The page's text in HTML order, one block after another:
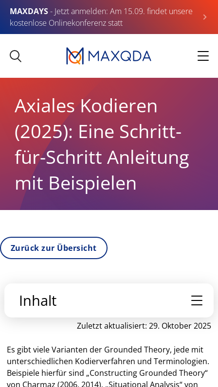
MAXDAYS- Jetzt anmelden: Am 15.09. findet unsere
kostenlose Onlinekonferenz statt
Axiales Kodieren
(2025): Eine Schritt-
für-Schritt Anleitung
mit Beispielen
Zurück zur Übersicht
Inhalt
TEIL I: METHODOLOGISCHER HINTERGRUND
1. Einführung in das axiale Kodieren
2. Die Rolle des axialen Kodieren im Grounded-
Zuletzt aktualisiert: 29. Oktober 2025
Es gibt viele Varianten der Grounded Theory, jede mit
unterschiedlichen Kodierverfahren und Terminologien.
Beispiele hierfür sind „Constructing Grounded Theory“
von Charmaz (2006, 2014), „Situational Analysis“ von